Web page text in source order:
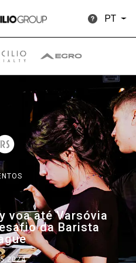
PT
voa até Varsóvia
da Barista
Descarregar Mais